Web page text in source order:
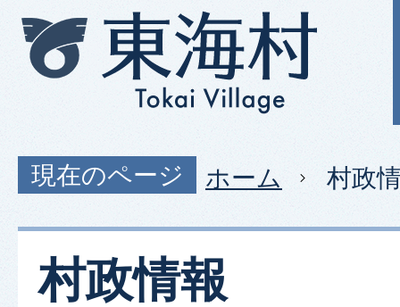
現在のページ ホーム 村政
村政情報